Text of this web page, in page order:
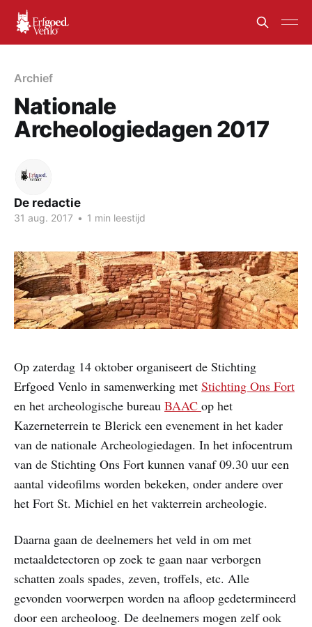
Archief
Nationale
Archeologiedagen 2017
De redactie
31 aug. 2017 • 1 min leestijd
Op zaterdag 14 oktober organiseert de Stichting
Erfgoed Venlo in samenwerking met Stichting Ons Fort
en het archeologische bureau BAAC op het
Kazerneterrein te Blerick een evenement in het kader
van de nationale Archeologiedagen. In het infocentrum
van de Stichting Ons Fort kunnen vanaf 09.30 uur een
aantal videofilms worden bekeken, onder andere over
het Fort St. Michiel en het vakterrein archeologie.
Daarna gaan de deelnemers het veld in om met
metaaldetectoren op zoek te gaan naar verborgen
schatten zoals spades, zeven, troffels, etc. Alle
gevonden voorwerpen worden na afloop gedetermineerd
door een archeoloog. De deelnemers mogen zelf ook